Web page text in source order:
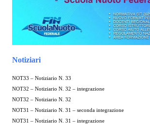
Notiziari
NOT33 – Notiziario N. 33
NOT32 – Notiziario N. 32 – integrazione
NOT32 – Notiziario N. 32
NOT31 – Notiziario N. 31 – seconda integrazione
NOT31 – Notiziario N. 31 – integrazione